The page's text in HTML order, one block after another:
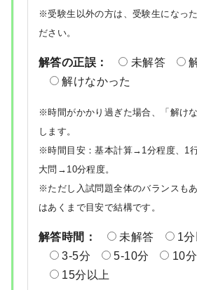
※受験生以外の方は、受験生になっ
ださい。
解答の正誤： 未解答
解けなかった
※時間がかかり過ぎた場合、「解け
します。
※時間目安：基本計算→1分程度、1
大問→10分程度。
※ただし入試問題全体のバランスも
はあくまで目安で結構です。
解答時間： 未解答 1
3-5分
5-10分
10
15分以上